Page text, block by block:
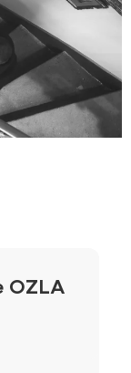
OZLA